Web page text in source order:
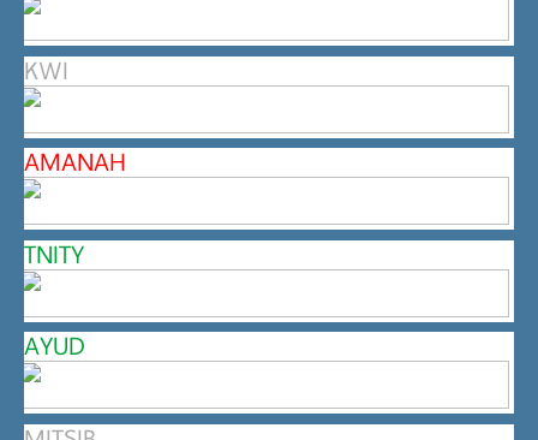
KWI
AMANAH
TNITY
AYUD